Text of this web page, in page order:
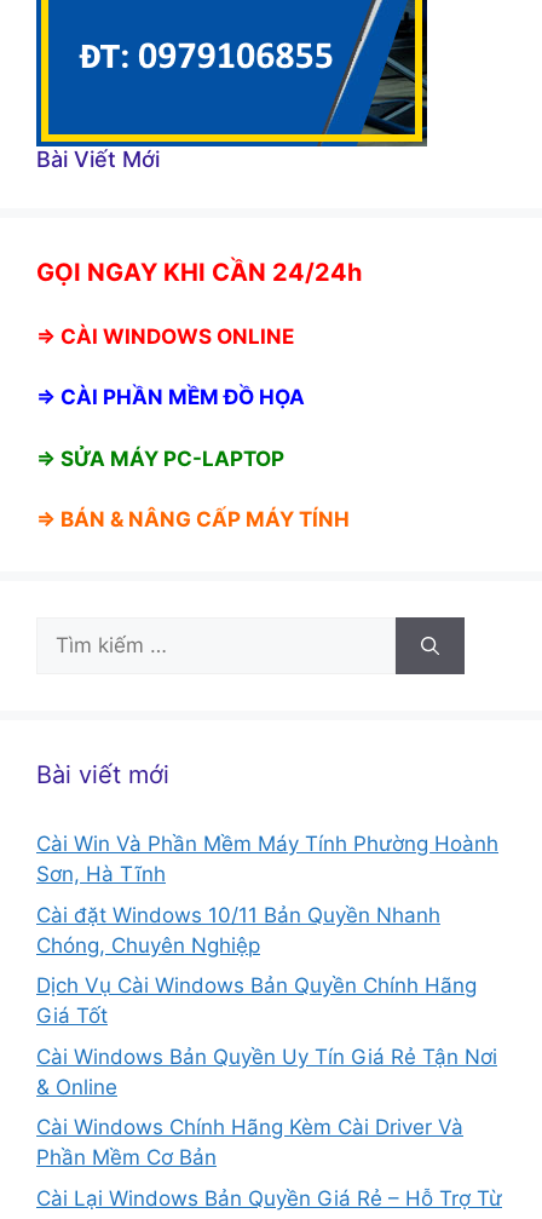
Bài Viết Mới
GỌI NGAY KHI CẦN 24/24h
⇒ CÀI WINDOWS ONLINE
⇒ CÀI PHẦN MỀM ĐỒ HỌA
⇒ SỬA MÁY PC-LAPTOP
⇒ BÁN & NÂNG CẤP MÁY TÍNH
Tìm
Bài viết mới
Cài Win Và Phần Mềm Máy Tính Phường Hoành
Sơn, Hà Tĩnh
Cài đặt Windows 10/11 Bản Quyền Nhanh
Chóng, Chuyên Nghiệp
Dịch Vụ Cài Windows Bản Quyền Chính Hãng
Giá Tốt
Cài Windows Bản Quyền Uy Tín Giá Rẻ Tận Nơi
& Online
Cài Windows Chính Hãng Kèm Cài Driver Và
Phần Mềm Cơ Bản
Cài Lại Windows Bản Quyền Giá Rẻ – Hỗ Trợ Từ